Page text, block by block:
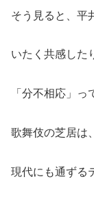
そう見ると、平
いたく共感した
「分不相応」っ
歌舞伎の芝居は
現代にも通ずる